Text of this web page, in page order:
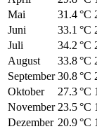
Mai
31.4 °C
Juni
33.1 °C
Juli
34.2 °C
August
33.8 °C
September 30.8 °C
Oktober
27.3 °C
November 23.5 °C
Dezember 20.9 °C